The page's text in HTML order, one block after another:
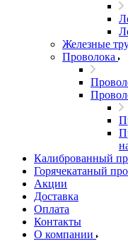
Железные
Проволока
Калиброванный
Горячекатаный
Акции
Доставка
Оплата
Контакты
О компании